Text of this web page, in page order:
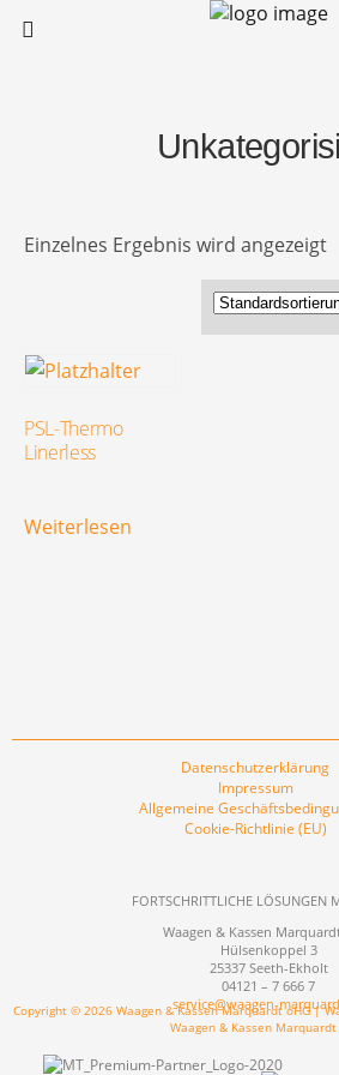
Einzelnes Ergebnis wird angezeigt
PSL-Thermo
Linerless
Weiterlesen
Datenschutzerklärung
Impressum
Allgemeine
Cookie-Richtlinie (EU)
FORTSCHRITTLICHE LÖSUNGEN
Waagen & Kassen
Hülsenkoppel 3
25337 Seeth-Ekholt
04121 – 7 666 7
service@waagen-
Copyright © 2026 Waagen & Kassen Marquardt oHG |
Waagen & Kassen Marquardt